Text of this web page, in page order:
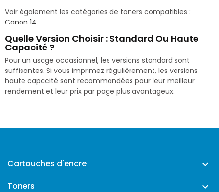
Voir également les catégories de toners compatibles :
Canon 14
Quelle Version Choisir : Standard Ou Haute
Capacité ?
Pour un usage occasionnel, les versions standard sont
suffisantes. Si vous imprimez régulièrement, les versions
haute capacité sont recommandées pour leur meilleur
rendement et leur prix par page plus avantageux.
Cartouches d'encre 
Toners 